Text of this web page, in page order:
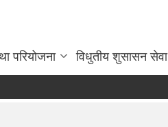
परियोजना विधुतीय शुसासन सेवा